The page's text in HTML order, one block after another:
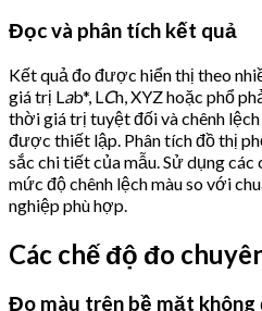
Đọc và phân tích kết quả
Kết quả đo được hiển thị theo
giá trị L ab*, L Ch, XYZ hoặc phổ
thời giá trị tuyệt đối và chênh
được thiết lập. Phân tích đồ thị
sắc chi tiết của mẫu. Sử dụng các
mức độ chênh lệch màu so với
nghiệp phù hợp.
Các chế độ đo
Đo màu trên bề mặt không